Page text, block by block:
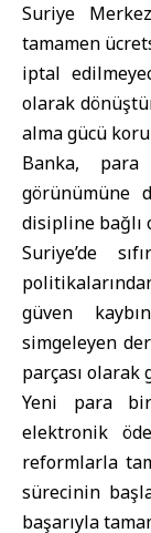
Suriye
tamamen
iptal
olarak
alma gücü
Banka,
görünümüne
disipline bağlı
Suriye’de
güven
simgeleyen
parçası olarak
Yeni para
elektronik
reformlarla
sürecinin
başarıyla